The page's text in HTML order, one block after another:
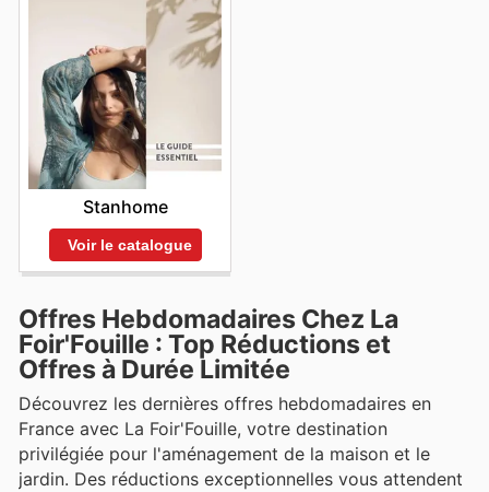
Stanhome
Voir le catalogue
Offres Hebdomadaires Chez La
Foir'Fouille : Top Réductions et
Offres à Durée Limitée
Découvrez les dernières offres hebdomadaires en
France avec La Foir'Fouille, votre destination
privilégiée pour l'aménagement de la maison et le
jardin. Des réductions exceptionnelles vous attendent